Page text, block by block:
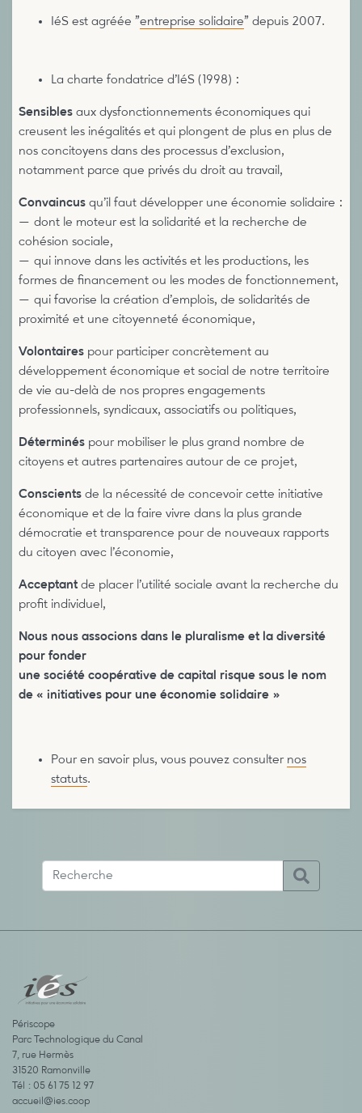
IéS est agréée "entreprise solidaire" depuis 2007.
La charte fondatrice d’IéS (1998) :
Sensibles aux dysfonctionnements économiques qui
creusent les inégalités et qui plongent de plus en plus de
nos concitoyens dans des processus d’exclusion,
notamment parce que privés du droit au travail,
Convaincus qu’il faut développer une économie solidaire :
— dont le moteur est la solidarité et la recherche de
cohésion sociale,
— qui innove dans les activités et les productions, les
formes de financement ou les modes de fonctionnement,
— qui favorise la création d’emplois, de solidarités de
proximité et une citoyenneté économique,
Volontaires pour participer concrètement au
développement économique et social de notre territoire
de vie au-delà de nos propres engagements
professionnels, syndicaux, associatifs ou politiques,
Déterminés pour mobiliser le plus grand nombre de
citoyens et autres partenaires autour de ce projet,
Conscients de la nécessité de concevoir cette initiative
économique et de la faire vivre dans la plus grande
démocratie et transparence pour de nouveaux rapports
du citoyen avec l’économie,
Acceptant de placer l’utilité sociale avant la recherche du
profit individuel,
Nous nous associons dans le pluralisme et la diversité
pour fonder
une société coopérative de capital risque sous le nom
de « initiatives pour une économie solidaire »
Pour en savoir plus, vous pouvez consulter nos
statuts.
Périscope
Parc Technologique du Canal
7, rue Hermès
31520 Ramonville
Tél : 05 61 75 12 97
accueil@ies.coop